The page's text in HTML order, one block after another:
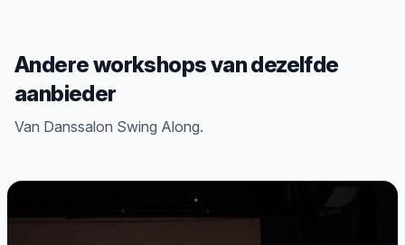
Andere workshops van dezelfde
aanbieder
Van Danssalon Swing Along.